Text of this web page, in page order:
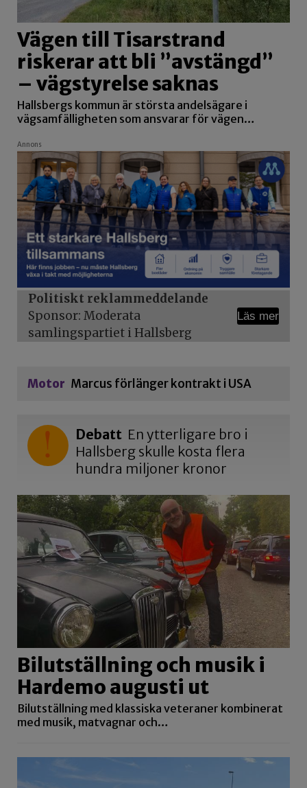
Vägen till Tisarstrand
riskerar att bli ”avstängd”
– vägstyrelse saknas
Hallsbergs kommun är största andelsägare i
vägsamfälligheten som ansvarar för vägen…
Annons
Politiskt reklammeddelande
Sponsor: Moderata
samlingspartiet i Hallsberg
Läs mer
Motor Marcus förlänger kontrakt i USA
Debatt En ytterligare bro i
Hallsberg skulle kosta flera
hundra miljoner kronor
Bilutställning och musik i
Hardemo augusti ut
Bilutställning med klassiska veteraner kombinerat
med musik, matvagnar och…